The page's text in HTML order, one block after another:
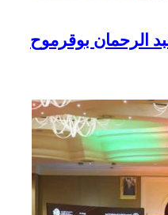
الرحمان بوقرموح